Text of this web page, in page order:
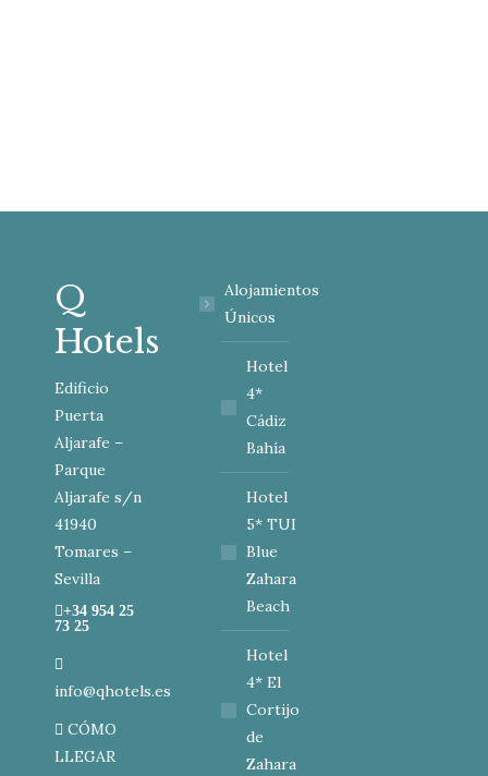
Q
Hotels
Edificio
Puerta
Aljarafe –
Parque
Aljarafe s/n
41940
Tomares –
Sevilla
+34 954 25
73 25
info@qhotels.es
CÓMO
LLEGAR
Alojamientos
Únicos
Hotel
4*
Cádiz
Bahía
Hotel
5* TUI
Blue
Zahara
Beach
Hotel
4* El
Cortijo
de
Zahara